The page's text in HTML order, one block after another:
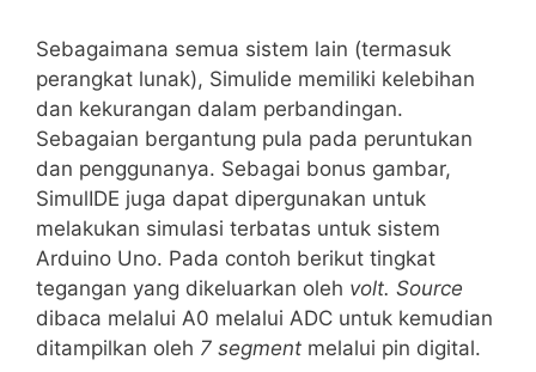
Sebagaimana semua sistem lain (termasuk
perangkat lunak), Simulide memiliki kelebihan
dan kekurangan dalam perbandingan.
Sebagaian bergantung pula pada peruntukan
dan penggunanya. Sebagai bonus gambar,
SimulIDE juga dapat dipergunakan untuk
melakukan simulasi terbatas untuk sistem
Arduino Uno. Pada contoh berikut tingkat
tegangan yang dikeluarkan oleh volt. Source
dibaca melalui A0 melalui ADC untuk kemudian
ditampilkan oleh 7 segment melalui pin digital.